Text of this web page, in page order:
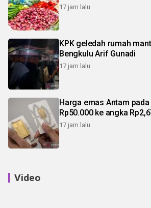
17 jam lalu
KPK geledah rumah
Bengkulu Arif Gunadi
17 jam lalu
Harga emas Antam
Rp50.000 ke angka
17 jam lalu
Video